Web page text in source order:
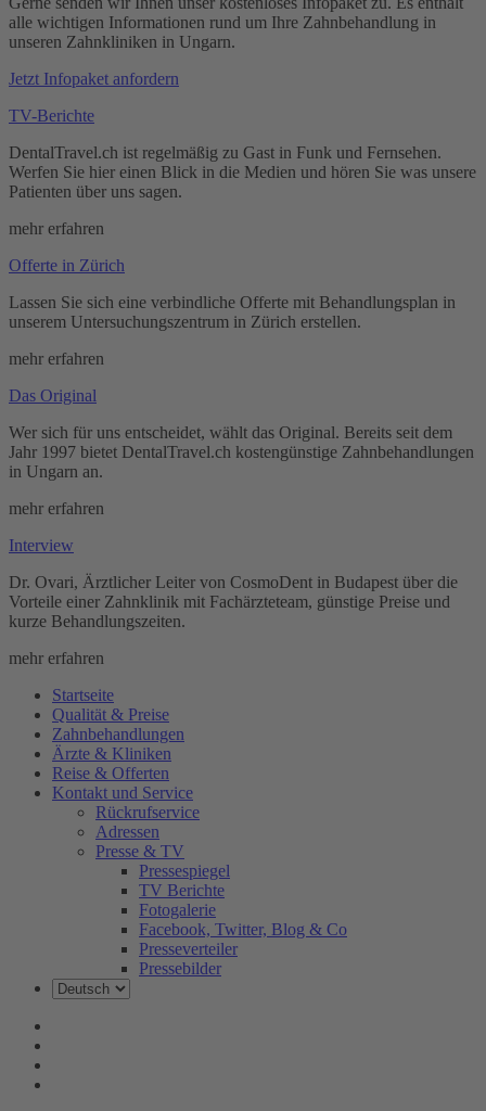
alle wichtigen Informationen rund um Ihre Zahnbehandlung in
unseren Zahnkliniken in Ungarn.
Jetzt Infopaket anfordern
TV-Berichte
DentalTravel.ch ist regelmäßig zu Gast in Funk und Fernsehen.
Werfen Sie hier einen Blick in die Medien und hören Sie was unsere
Patienten über uns sagen.
mehr erfahren
Offerte in Zürich
Lassen Sie sich eine verbindliche Offerte mit Behandlungsplan in
unserem Untersuchungszentrum in Zürich erstellen.
mehr erfahren
Das Original
Wer sich für uns entscheidet, wählt das Original. Bereits seit dem
Jahr 1997 bietet DentalTravel.ch kostengünstige Zahnbehandlungen
in Ungarn an.
mehr erfahren
Interview
Dr. Ovari, Ärztlicher Leiter von CosmoDent in Budapest über die
Vorteile einer Zahnklinik mit Fachärzteteam, günstige Preise und
kurze Behandlungszeiten.
mehr erfahren
Startseite
Qualität & Preise
Zahnbehandlungen
Ärzte & Kliniken
Reise & Offerten
Kontakt und Service
Rückrufservice
Adressen
Presse & TV
Pressespiegel
TV Berichte
Fotogalerie
Facebook, Twitter, Blog & Co
Presseverteiler
Pressebilder